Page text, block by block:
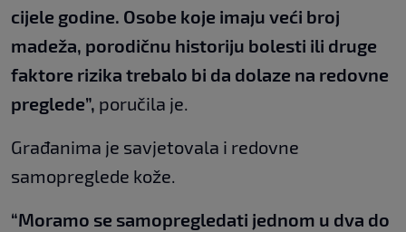
cijele godine. Osobe koje imaju veći broj
madeža, porodičnu historiju bolesti ili druge
faktore rizika trebalo bi da dolaze na redovne
preglede”, poručila je.
Građanima je savjetovala i redovne
samopreglede kože.
“Moramo se samopregledati jednom u dva do